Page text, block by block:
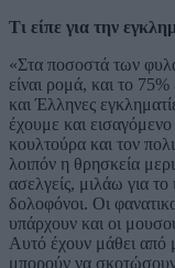
Τι είπε για την
«Στα ποσοστά των
είναι ρομά, και το
και Έλληνες
έχουμε και
κουλτούρα και τον
λοιπόν η θρησκεία
ασελγείς, μιλάω για το
δολοφόνοι. Οι
υπάρχουν και οι
Αυτό έχουν μάθει από
μπορούν να